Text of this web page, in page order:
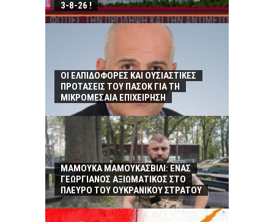
3-8-26 !
ΟΙ ΕΛΠΙΔΟΦΟΡΕΣ ΚΑΙ ΟΥΣΙΑΣΤΙΚΕΣ
ΠΡΟΤΑΣΕΙΣ ΤΟΥ ΠΑΣΟΚ ΓΙΑ ΤΗ
ΜΙΚΡΟΜΕΣΑΙΑ ΕΠΙΧΕΙΡΗΣΗ
ΜΑΜΟΥΚΑ ΜΑΜΟΥΚΑΣΒΙΛΙ: ΕΝΑΣ
ΓΕΩΡΓΙΑΝΟΣ ΑΞΙΩΜΑΤΙΚΟΣ ΣΤΟ
ΠΛΕΥΡΟ ΤΟΥ ΟΥΚΡΑΝΙΚΟΥ ΣΤΡΑΤΟΥ